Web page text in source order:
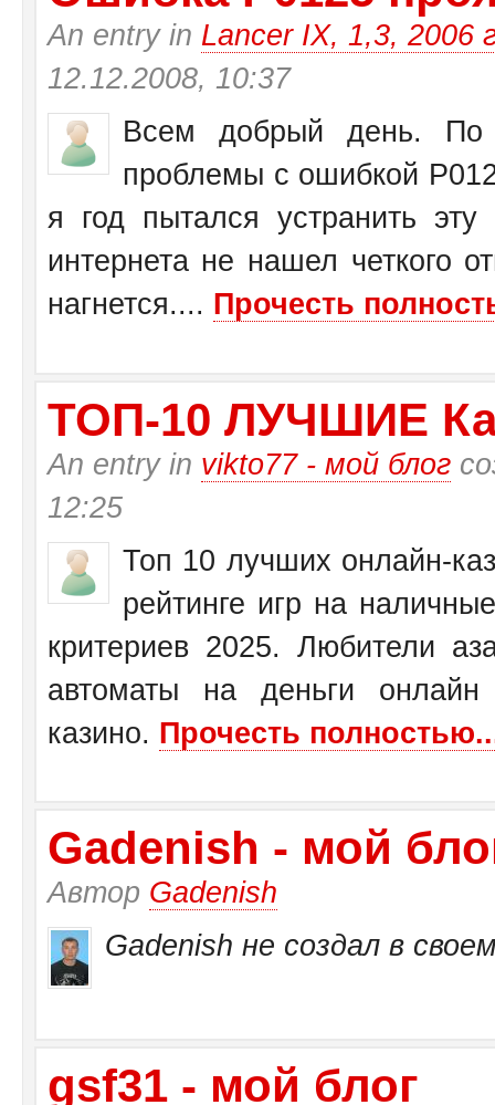
An entry in Lancer IX, 1,3, 2006
12.12.2008, 10:37
Всем добрый день. По
проблемы с ошибкой
я год пытался устранить
интернета не нашел четкого
нагнется.... Прочесть
ТО­П-10 ЛУЧШИЕ
An entry in vikto77 - мой блог
12:25
Топ 10 лучших онлайн-
рейтинге игр на
критериев 2025. Любители
автоматы на деньги
казино. Прочесть
Gadenish - мой
Автор Gadenish
Gadenish не создал в
gsf31 - мой блог